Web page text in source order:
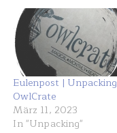
Eulenpost | Unpacking
OwlCrate
März 11, 2023
In "Unpacking"